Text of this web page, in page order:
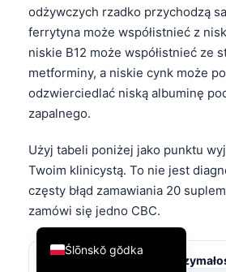
odżywczych rzadko przychodzą
ferrytyna może współistnieć z
niskie B12 może współistnieć ze
metforminy, a niskie cynk może
odzwierciedlać niską albuminę
zapalnego.
Użyj tabeli poniżej jako punktu
Twoim klinicystą. To nie jest
częsty błąd zamawiania 20
zamówi się jedno CBC.
Zmęczenie lub niska
Ślōnskŏ gŏdka
English
Deutsch
العربية
Français
עִבְרִית
Italiano
Español
Português
Ελληνικά